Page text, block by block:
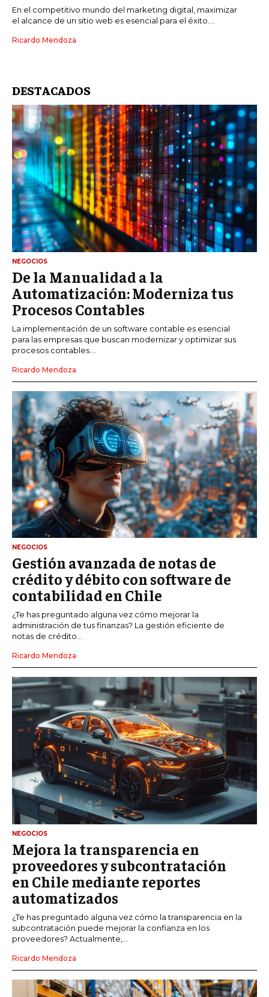
En el competitivo mundo del marketing digital, maximizar
el alcance de un sitio web es esencial para el éxito....
Ricardo Mendoza
DESTACADOS
NEGOCIOS
De la Manualidad a la
Automatización: Moderniza tus
Procesos Contables
La implementación de un software contable es esencial
para las empresas que buscan modernizar y optimizar sus
procesos contables....
Ricardo Mendoza
NEGOCIOS
Gestión avanzada de notas de
crédito y débito con software de
contabilidad en Chile
¿Te has preguntado alguna vez cómo mejorar la
administración de tus finanzas? La gestión eficiente de
notas de crédito...
Ricardo Mendoza
NEGOCIOS
Mejora la transparencia en
proveedores y subcontratación
en Chile mediante reportes
automatizados
¿Te has preguntado alguna vez cómo la transparencia en la
subcontratación puede mejorar la confianza en los
proveedores? Actualmente,...
Ricardo Mendoza